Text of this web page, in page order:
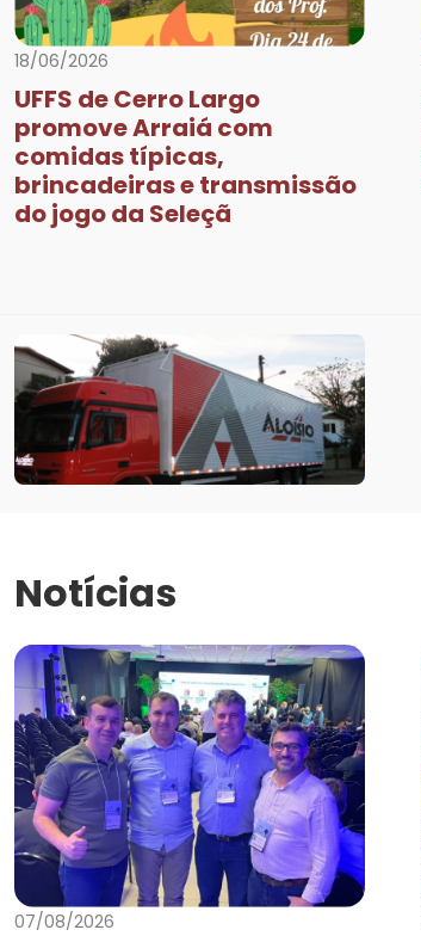
18/06/2026
UFFS de Cerro Largo
promove Arraiá com
comidas típicas,
brincadeiras e transmissão
do jogo da Seleçã
Notícias
07/08/2026